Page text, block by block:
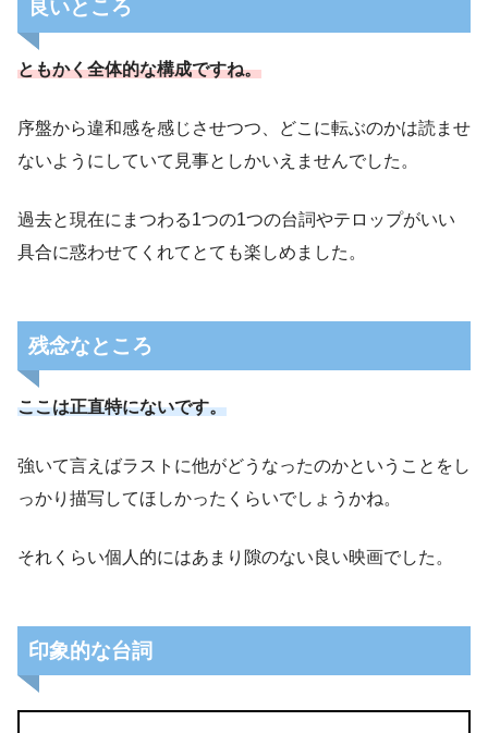
白人至上主義によって再現されたごっこ遊
良いところ
ともかく全体的な構成ですね。
序盤から違和感を感じさせつつ、どこに転ぶのかは読ませ
ないようにしていて見事としかいえませんでした。
過去と現在にまつわる1つの1つの台詞やテロップがいい
具合に惑わせてくれてとても楽しめました。
残念なところ
ここは正直特にないです。
強いて言えばラストに他がどうなったのかということをし
っかり描写してほしかったくらいでしょうかね。
それくらい個人的にはあまり隙のない良い映画でした。
印象的な台詞